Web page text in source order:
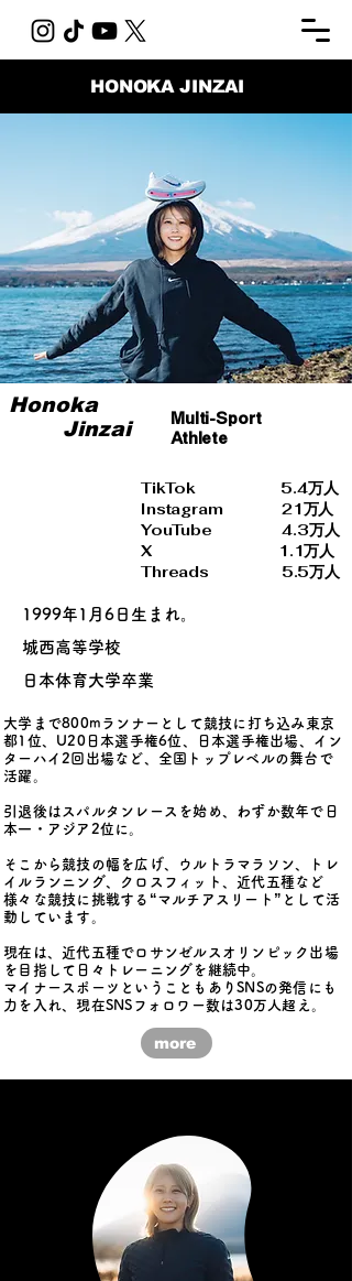
​HONOKA JINZAI
Honoka
Jinzai
Multi-Sport
Athlete
TikTok 5.4万人
​Instagram 21万人
YouTube 4.3万人
X 1.1万人
Threads 5.5万人
1999年1月6日生まれ。
城西高等学校
日本体育大学卒業
大学まで800mランナーとして競技に打ち込み東京
都1位、U20日本選手権6位、日本選手権出場、イン
ターハイ2回出場など、全国トップレベルの舞台で
活躍。
引退後はスパルタンレースを始め、わずか数年で日
本一・アジア2位に。
そこから競技の幅を広げ、ウルトラマラソン、トレ
イルランニング、クロスフィット、近代五種など
様々な競技に挑戦する“マルチアスリート”として活
動しています。
現在は、近代五種でロサンゼルスオリンピック出場
を目指して日々トレーニングを継続中。
マイナースポーツということもありSNSの発信にも
力を入れ、現在SNSフォロワー数は30万人超え。
more